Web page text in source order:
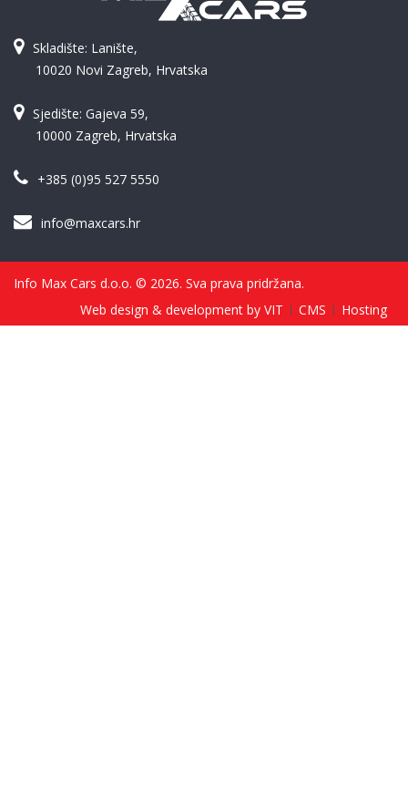
Skladište: Lanište,
10020 Novi Zagreb, Hrvatska
Sjedište: Gajeva 59,
10000 Zagreb, Hrvatska
+385 (0)95 527 5550
info@maxcars.hr
Info Max Cars d.o.o. © 2026. Sva prava pridržana.
Web design & development by VIT
CMS Hosting